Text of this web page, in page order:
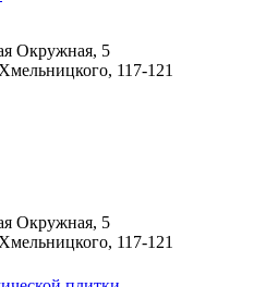
Окружная, 5
117-121
Окружная, 5
117-121